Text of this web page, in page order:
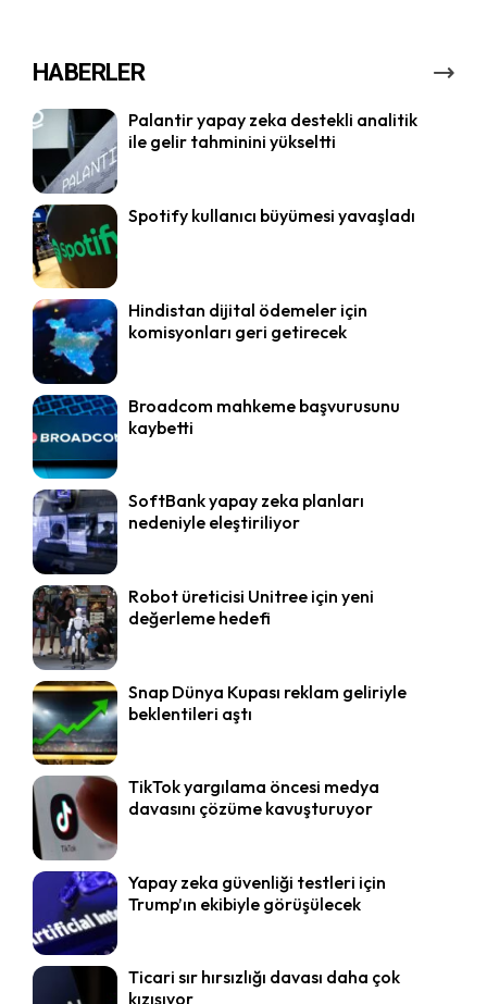
HABERLER
Palantir yapay zeka destekli analitik
ile gelir tahminini yükseltti
Spotify kullanıcı büyümesi yavaşladı
Hindistan dijital ödemeler için
komisyonları geri getirecek
Broadcom mahkeme başvurusunu
kaybetti
SoftBank yapay zeka planları
nedeniyle eleştiriliyor
Robot üreticisi Unitree için yeni
değerleme hedefi
Snap Dünya Kupası reklam geliriyle
beklentileri aştı
TikTok yargılama öncesi medya
davasını çözüme kavuşturuyor
Yapay zeka güvenliği testleri için
Trump’ın ekibiyle görüşülecek
Ticari sır hırsızlığı davası daha çok
kızışıyor